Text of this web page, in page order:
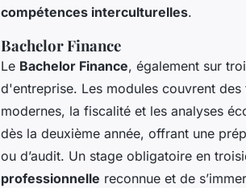
compétences interculturelles.
Bachelor Finance
Le Bachelor Finance, également sur
d'entreprise. Les modules couvrent
modernes, la fiscalité et les analyses
dès la deuxième année, offrant une
ou d’audit. Un stage obligatoire en
professionnelle reconnue et de